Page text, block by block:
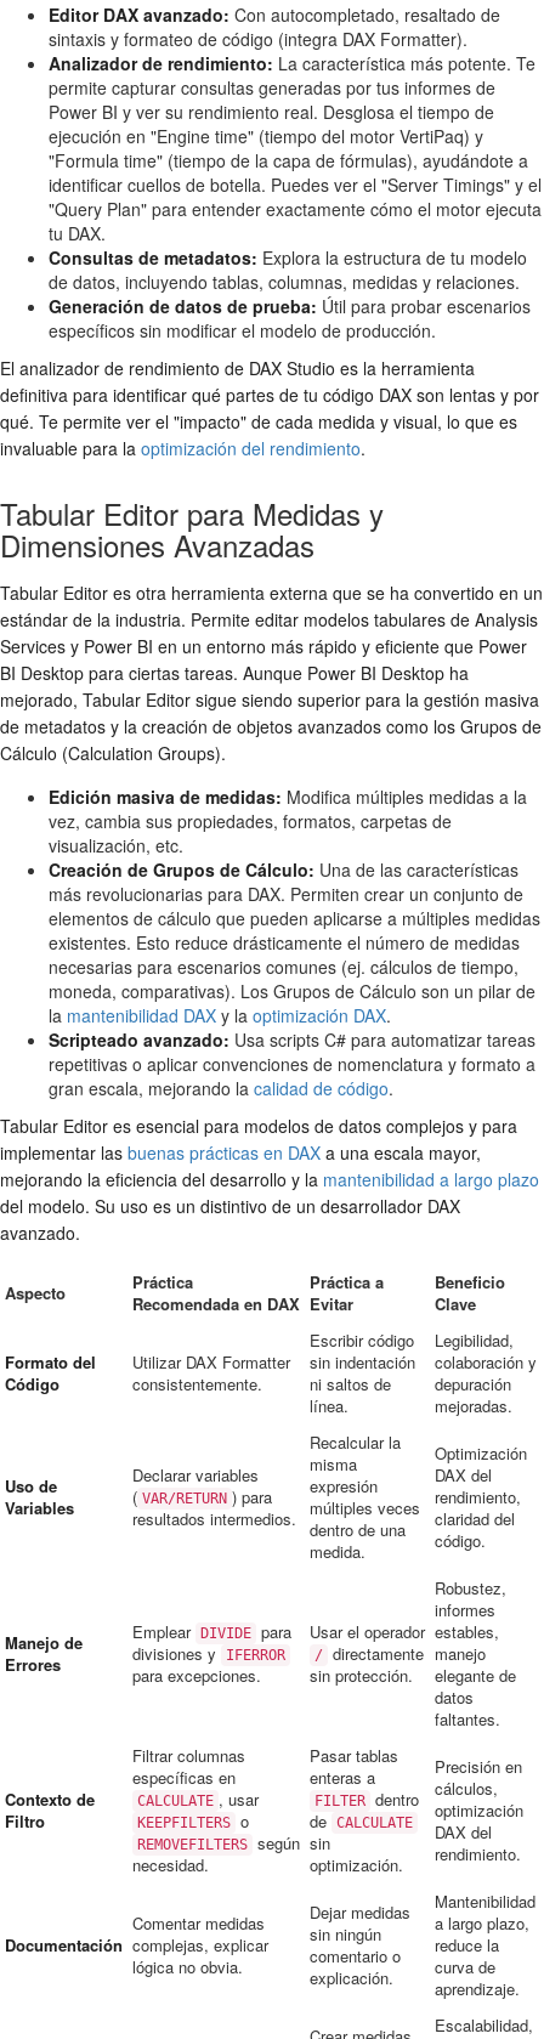
Editor DAX avanzado: Con autocompletado, resaltado de
sintaxis y formateo de código (integra DAX Formatter).
Analizador de rendimiento: La característica más potente. Te
permite capturar consultas generadas por tus informes de
Power BI y ver su rendimiento real. Desglosa el tiempo de
ejecución en "Engine time" (tiempo del motor VertiPaq) y
"Formula time" (tiempo de la capa de fórmulas), ayudándote a
identificar cuellos de botella. Puedes ver el "Server Timings" y el
"Query Plan" para entender exactamente cómo el motor ejecuta
tu DAX.
Consultas de metadatos: Explora la estructura de tu modelo
de datos, incluyendo tablas, columnas, medidas y relaciones.
Generación de datos de prueba: Útil para probar escenarios
específicos sin modificar el modelo de producción.
El analizador de rendimiento de DAX Studio es la herramienta
definitiva para identificar qué partes de tu código DAX son lentas y por
qué. Te permite ver el "impacto" de cada medida y visual, lo que es
invaluable para la optimización del rendimiento.
Tabular Editor para Medidas y
Dimensiones Avanzadas
Tabular Editor es otra herramienta externa que se ha convertido en un
estándar de la industria. Permite editar modelos tabulares de Analysis
Services y Power BI en un entorno más rápido y eficiente que Power
BI Desktop para ciertas tareas. Aunque Power BI Desktop ha
mejorado, Tabular Editor sigue siendo superior para la gestión masiva
de metadatos y la creación de objetos avanzados como los Grupos de
Cálculo (Calculation Groups).
Edición masiva de medidas: Modifica múltiples medidas a la
vez, cambia sus propiedades, formatos, carpetas de
visualización, etc.
Creación de Grupos de Cálculo: Una de las características
más revolucionarias para DAX. Permiten crear un conjunto de
elementos de cálculo que pueden aplicarse a múltiples medidas
existentes. Esto reduce drásticamente el número de medidas
necesarias para escenarios comunes (ej. cálculos de tiempo,
moneda, comparativas). Los Grupos de Cálculo son un pilar de
la mantenibilidad DAX y la optimización DAX.
Scripteado avanzado: Usa scripts C# para automatizar tareas
repetitivas o aplicar convenciones de nomenclatura y formato a
gran escala, mejorando la calidad de código.
Tabular Editor es esencial para modelos de datos complejos y para
implementar las buenas prácticas en DAX a una escala mayor,
mejorando la eficiencia del desarrollo y la mantenibilidad a largo plazo
del modelo. Su uso es un distintivo de un desarrollador DAX
avanzado.
Aspecto
Práctica
Recomendada en DAX
Práctica a
Evitar
Beneficio
Clave
Formato del
Código
Utilizar DAX Formatter
consistentemente.
Escribir código
sin indentación
ni saltos de
línea.
Legibilidad,
colaboración y
depuración
mejoradas.
Uso de
Variables
Declarar variables
( VAR/RETURN ) para
resultados intermedios.
Recalcular la
misma
expresión
múltiples veces
dentro de una
medida.
Optimización
DAX del
rendimiento,
claridad del
código.
Manejo de
Errores
Emplear DIVIDE para
divisiones y
IFERROR
para excepciones.
Usar el operador
/ directamente
sin protección.
Robustez,
informes
estables,
manejo
elegante de
datos
faltantes.
Contexto de
Filtro
Filtrar columnas
específicas en
CALCULATE , usar
KEEPFILTERS o
REMOVEFILTERS según
necesidad.
Pasar tablas
enteras a
FILTER dentro
de CALCULATE
sin
optimización.
Precisión en
cálculos,
optimización
DAX del
rendimiento.
Documentación
Comentar medidas
complejas, explicar
lógica no obvia.
Dejar medidas
sin ningún
comentario o
explicación.
Mantenibilidad
a largo plazo,
reduce la
curva de
aprendizaje.
Escalabilidad,